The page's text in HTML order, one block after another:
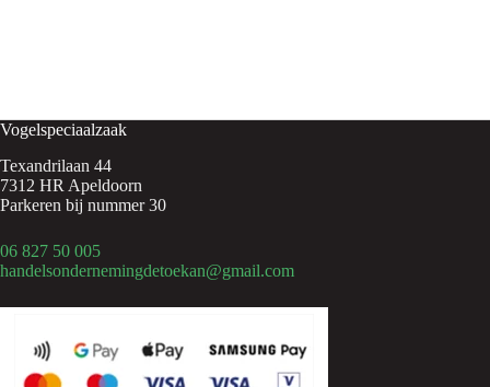
Vogelspeciaalzaak
Texandrilaan 44
7312 HR Apeldoorn
Parkeren bij nummer 30
06 827 50 005
handelsondernemingdetoekan@gmail.com